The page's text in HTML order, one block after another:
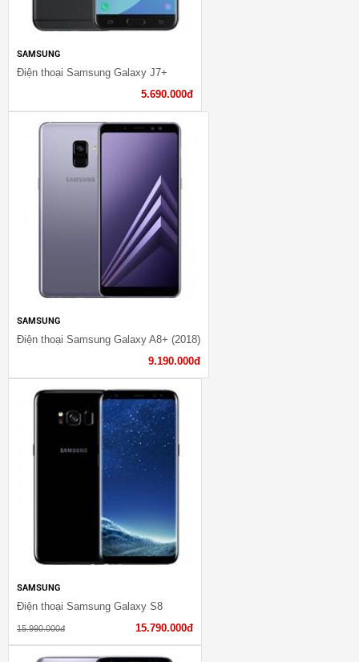
SAMSUNG
Điện thoại Samsung Galaxy J7+
5.690.000đ
SAMSUNG
Điện thoại Samsung Galaxy A8+ (2018)
9.190.000đ
SAMSUNG
Điện thoại Samsung Galaxy S8
15.990.000đ 15.790.000đ